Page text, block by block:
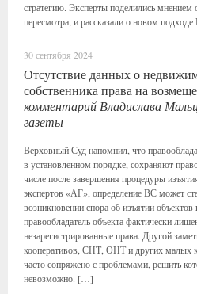
стратегию. Эксперты поделились мнением
пересмотра, и рассказали о новом подходе
30 сентября 2024
Отсутствие данных о
собственника права на
комментарий Владислава
газеты
Верховный Суд напомнил, что
в установленном порядке, сохраняют
числе после завершения процедуры
экспертов «АГ», определение ВС может
возникновении спора об изъятии
правообладатель объекта фактически
незарегистрированные права. Другой
кооперативов, СНТ, ОНТ и других малых
часто сопряжено с проблемами, решить
невозможно. […]